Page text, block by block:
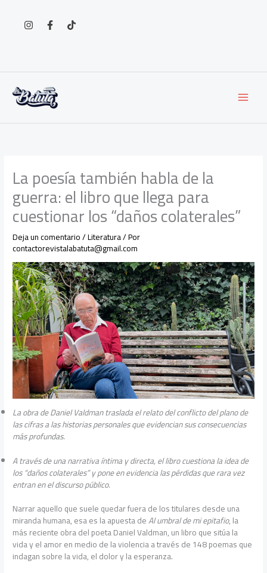
contenido
La poesía también habla de la
guerra: el libro que llega para
cuestionar los “daños colaterales”
Deja un comentario/Literatura/ Por
contactorevistalabatuta@gmail.com
La obra de Daniel Valdman traslada el relato del conflicto del plano de
las cifras a las historias personales que evidencian sus consecuencias
más profundas.
A través de una narrativa íntima y directa, el libro cuestiona la idea de
los “daños colaterales” y pone en evidencia las pérdidas que rara vez
entran en el discurso público.
Narrar aquello que suele quedar fuera de los titulares desde una
miranda humana, esa es la apuesta deAl umbral de mi epitafio, la
más reciente obra del poeta Daniel Valdman, un libro que sitúa la
vida y el amor en medio de la violencia a través de 148 poemas que
indagan sobre la vida, el dolor y la esperanza.